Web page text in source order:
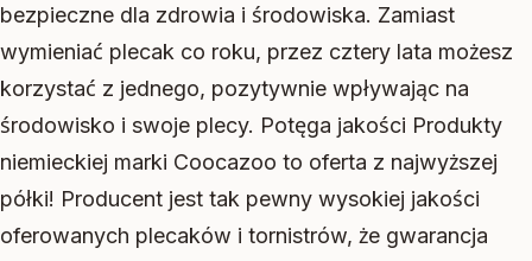
bezpieczne dla zdrowia i środowiska. Zamiast
wymieniać plecak co roku, przez cztery lata możesz
korzystać z jednego, pozytywnie wpływając na
środowisko i swoje plecy. Potęga jakości Produkty
niemieckiej marki Coocazoo to oferta z najwyższej
półki! Producent jest tak pewny wysokiej jakości
oferowanych plecaków i tornistrów, że gwarancja